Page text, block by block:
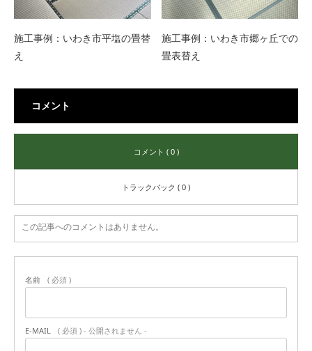
施工事例：いわき市平塩の畳替
え
施工事例：いわき市郷ヶ丘での
畳表替え
コメント
コメント ( 0 )
トラックバック ( 0 )
この記事へのコメントはありません。
名前 ( 必須 )
E-MAIL ( 必須 ) - 公開されません -